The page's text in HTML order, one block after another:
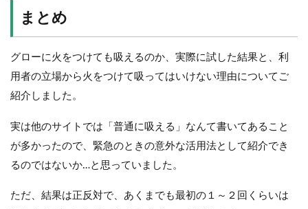
まとめ
グローに火をつけても吸えるのか、実際に試した結果と、利
用者の立場から火をつけて吸ってはいけない理由についてご
紹介しました。
実は他のサイトでは「普通に吸える」なんて書いてあること
が多かったので、緊急のときの意外な活用法として紹介でき
るのではないか…と思っていました。
ただ、結果は正反対で、あくまでも最初の１～２回くらいは